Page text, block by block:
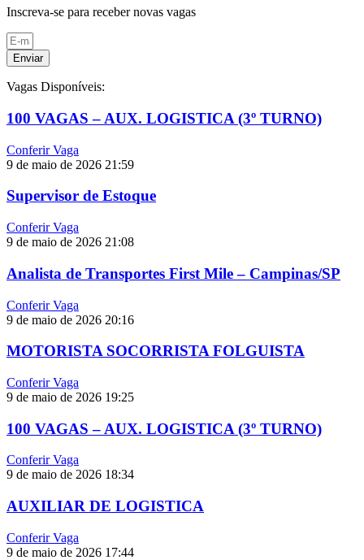
Inscreva-se para receber novas vagas
Enviar
Vagas Disponíveis:
100 VAGAS – AUX. LOGISTICA (3º TURNO)
Conferir Vaga
9 de maio de 2026 21:59
Supervisor de Estoque
Conferir Vaga
9 de maio de 2026 21:08
Analista de Transportes First Mile – Campinas/SP
Conferir Vaga
9 de maio de 2026 20:16
MOTORISTA SOCORRISTA FOLGUISTA
Conferir Vaga
9 de maio de 2026 19:25
100 VAGAS – AUX. LOGISTICA (3º TURNO)
Conferir Vaga
9 de maio de 2026 18:34
AUXILIAR DE LOGISTICA
Conferir Vaga
9 de maio de 2026 17:44